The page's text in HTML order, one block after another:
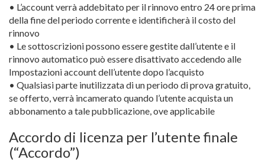
• L’account verrà addebitato per il rinnovo entro 24 ore prima
della fine del periodo corrente e identificherà il costo del
rinnovo
• Le sottoscrizioni possono essere gestite dall’utente e il
rinnovo automatico può essere disattivato accedendo alle
Impostazioni account dell’utente dopo l’acquisto
• Qualsiasi parte inutilizzata di un periodo di prova gratuito,
se offerto, verrà incamerato quando l’utente acquista un
abbonamento a tale pubblicazione, ove applicabile
Accordo di licenza per l’utente finale
(“Accordo”)